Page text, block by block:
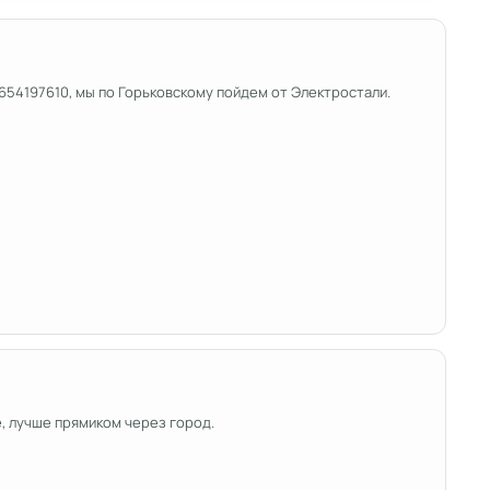
мы по Горьковскому пойдем от Электростали.
лучше прямиком через город.